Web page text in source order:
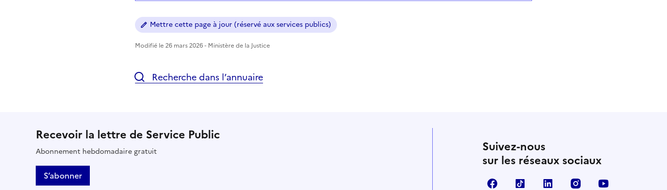
Mettre cette page à jour (réservé aux services publics)
Modifié le 26 mars 2026 - Ministère de la Justice
Recherche dans l’annuaire
Recevoir la lettre de Service Public
Abonnement hebdomadaire gratuit
S’abonner
Suivez-nous
sur les réseaux sociaux
FacebookTikTok LinkedIn Instagram